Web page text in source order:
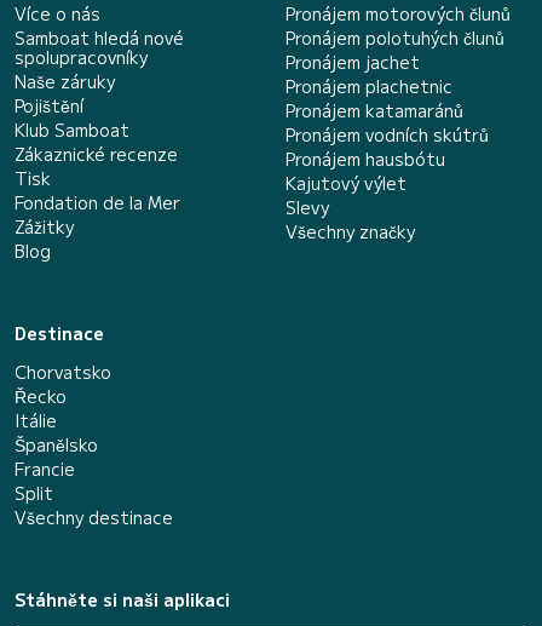
Více o nás
Samboat hledá nové
spolupracovníky
Naše záruky
Pojištění
Klub Samboat
Zákaznické recenze
Tisk
Fondation de la Mer
Zážitky
Blog
Pronájem motorových člunů
Pronájem polotuhých člunů
Pronájem jachet
Pronájem plachetnic
Pronájem katamaránů
Pronájem vodních skútrů
Pronájem hausbótu
Kajutový výlet
Slevy
Všechny značky
Destinace
Chorvatsko
Řecko
Itálie
Španělsko
Francie
Split
Všechny destinace
Stáhněte si naši aplikaci